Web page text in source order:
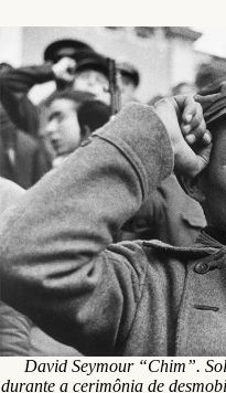
David Seymour “Chim”.
durante a cerimônia de